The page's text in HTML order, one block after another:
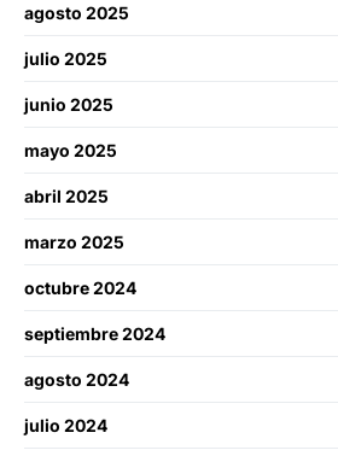
agosto 2025
julio 2025
junio 2025
mayo 2025
abril 2025
marzo 2025
octubre 2024
septiembre 2024
agosto 2024
julio 2024